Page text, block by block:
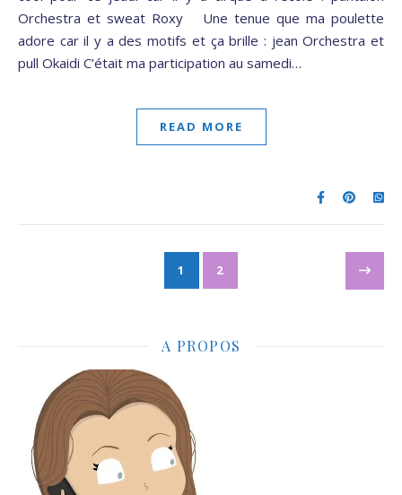
Orchestra et sweat Roxy Une tenue que ma poulette
adore car il y a des motifs et ça brille : jean Orchestra et
pull Okaidi C’était ma participation au samedi…
READ MORE
1 2
A PROPOS